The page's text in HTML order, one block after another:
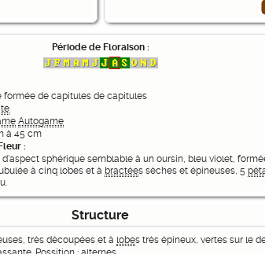
Période de Floraison :
formée de capitules de capitules
Autogame
à 45 cm
:
d'aspect sphérique semblable à un oursin, bleu violet,
à cinq lobes et à bractées sèches et épineuses, 5
Structure
très découpées et à lobes très épineux, vertes sur le